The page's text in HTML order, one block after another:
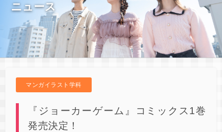
ニュース
マンガイラスト学科
『ジョーカーゲーム』コミックス1巻
発売決定！